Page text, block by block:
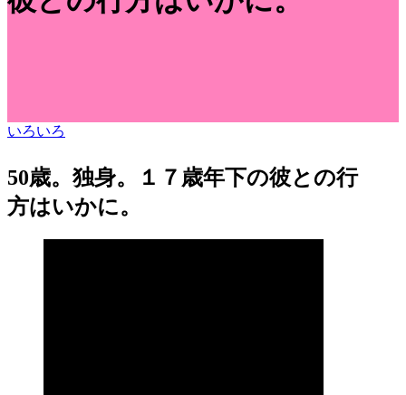
いろいろ
50歳。独身。１７歳年下の彼との行
方はいかに。